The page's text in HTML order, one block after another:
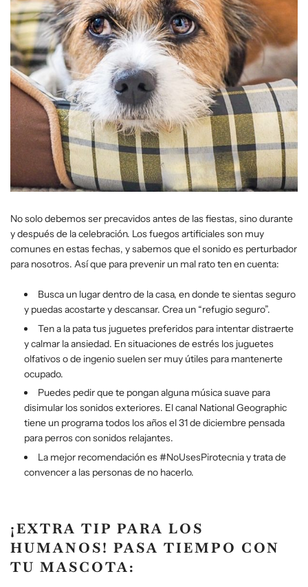
No solo debemos ser precavidos antes de las fiestas, sino durante
y después de la celebración. Los fuegos artificiales son muy
comunes en estas fechas, y sabemos que el sonido es perturbador
para nosotros. Así que para prevenir un mal rato ten en cuenta:
Busca un lugar dentro de la casa, en donde te sientas seguro
y puedas acostarte y descansar. Crea un “refugio seguro”.
Ten a la pata tus juguetes preferidos para intentar distraerte
y calmar la ansiedad. En situaciones de estrés los juguetes
olfativos o de ingenio suelen ser muy útiles para mantenerte
ocupado.
Puedes pedir que te pongan alguna música suave para
disimular los sonidos exteriores. El canal National Geographic
tiene un programa todos los años el 31 de diciembre pensada
para perros con sonidos relajantes.
La mejor recomendación es #NoUsesPirotecnia y trata de
convencer a las personas de no hacerlo.
¡EXTRA TIP PARA LOS
HUMANOS! PASA TIEMPO CON
TU MASCOTA: